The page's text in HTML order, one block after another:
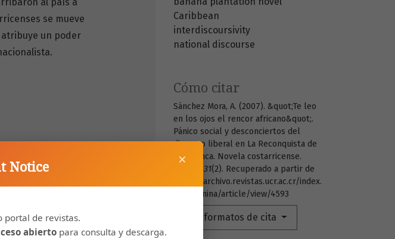
Caribbean
interdiscoursivity
national discourse
Cómo citar
Sánchez Mora, A. (2007). &quot;Te leo
en los ojos el rencor africano&quot;.
Pánico social y desconciertos del
discurso liberal en La Reconquista de
Talamanca. Novela costarricense.
31(2). Recuperado a partir de
https://archivo.revistas.ucr.ac.cr/index.
php/kanina/article/view/4593
Más formatos de cita
al país a
se mueve
atribuye un poder
×
Notice
portal de revistas.
abierto para consulta y descarga.